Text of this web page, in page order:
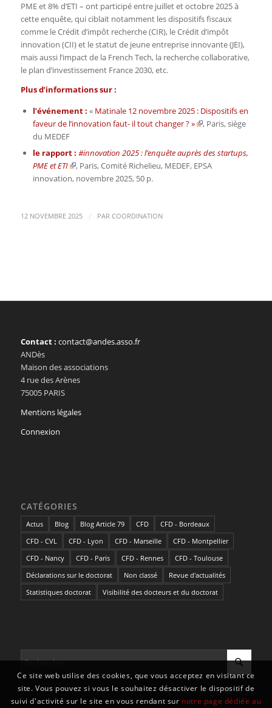
PME et 8% d’ETI – ont participé entre juillet et octobre 2025 à
cette enquête, qui ciblait notamment les dispositifs fiscaux
comme le Crédit d’impôt recherche (CIR), le Crédit d’impôt
innovation (CII) et le statut de jeune entreprise innovante (JEI),
mais aussi l’impact de la French Tech, la recherche collaborative,
le plan d’investissement France 2030, etc.
Plus d’informations sur :
l’événement : « Matinale 12 novembre 2025 : Dispositifs en
faveur de l’innovation faut- il tout changer ? »
, Paris, siège
du MEDEF
le rapport : #innovation 2025 : l’enquête auprès des startups,
PME et ETI
, Paris, Comité Richelieu, MEDEF, EPSA
innovation, novembre 2025, 50 p.
12 NOVEMBRE 2025 / PAR COORDINATION
Contact : contact@andes.asso.fr
ANDès
Maison des associations
4 rue des Arènes
75005 PARIS
Mentions légales
Connexion
CATÉGORIES
Actus Blog Blog Article 79 CFD
CFD - Bordeaux
CFD - CVL
CFD - Lyon CFD - Marseille
CFD - Montpellier
CFD - Nancy
CFD - Paris CFD - Rennes
CFD - Toulouse
Déclarations sur le doctorat
Non classé
Revue d'actualités
Statistiques doctorat
Visibilité des docteurs et du doctorat
Ce site web utilise des cookies, que vous acceptez en visitant ce
site. Vous pouvez si vous le souhaitez désactiver le dispositif de
suivi d'activité sur le site en vous rendant sur notre page dédiée au